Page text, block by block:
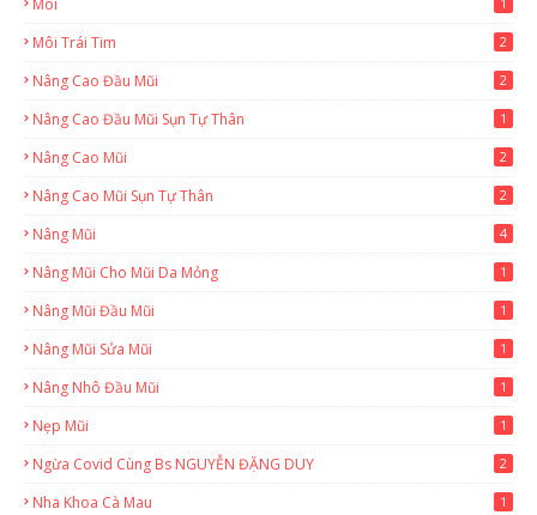
Môi
Môi Trái Tim 2
Nâng Cao Đầu Mũi 2
Nâng Cao Đầu Mũi Sụn Tự Thân 1
Nâng Cao Mũi 2
Nâng Cao Mũi Sụn Tự Thân 2
Nâng Mũi 4
Nâng Mũi Cho Mũi Da Mỏng 1
Nâng Mũi Đầu Mũi 1
Nâng Mũi Sửa Mũi 1
Nâng Nhô Đầu Mũi 1
Nẹp Mũi 1
Ngừa Covid Cùng Bs NGUYỄN ĐẶNG DUY 2
Nha Khoa Cà Mau 1